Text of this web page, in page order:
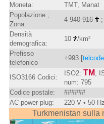
Moneta:
TMT, Manat
Popolazione ;
Zona:
4 940 916
;
Densità
demografica:
10
/km²
Prefisso
telefonico
+993 [
ISO3166 Codici:
ISO2: TM ,
num: 795
Codice postale:
######
AC power plug:
220 V • 50
Turkmenistan sulla